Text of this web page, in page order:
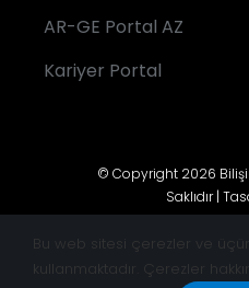
AR-GE Portal AZ
Kariyer Portal
© Copyright 2026
Saklıdır |
Bu web sitesi çerezler ve
kullanmaktadır. Çerezler